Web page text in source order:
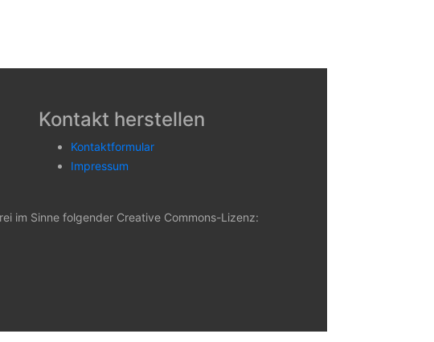
Kontakt herstellen
Kontaktformular
Impressum
im Sinne folgender Creative Commons-Lizenz: